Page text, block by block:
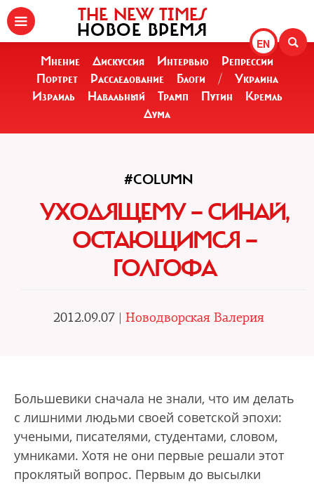
EN
THE NEW TIMES
НОВОЕ ВРЕМЯ
Мнение Дискуссия Интервью
Репрессии
Портрет
Расследование Блоги /
Украина
Израиль
Навальный Трамп Путин
Кремль
Дума
#COLUMN
УХОДЯЩЕМУ — СИНАЙ,
ОСТАЮЩИМСЯ —
ГОЛГОФА
2012.09.07 | Новодворская Валерия
Большевики сначала не знали, что им делать
с лишними людьми своей советской эпохи:
учеными, писателями, студентами, словом,
умниками. Хотя не они первые решали этот
проклятый вопрос. Первым до высылки